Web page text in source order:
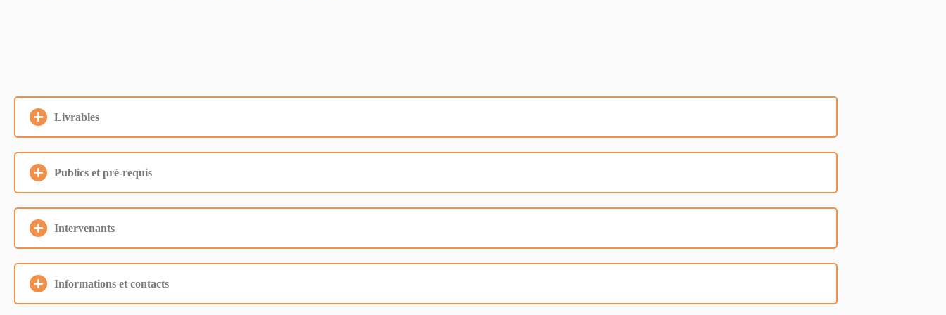
Livrables
Publics et pré-requis
Intervenants
Informations et contacts